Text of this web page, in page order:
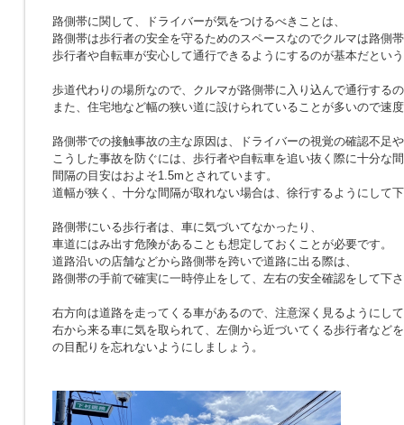
路側帯に関して、ドライバーが気をつけるべきことは、
路側帯は歩行者の安全を守るためのスペースなのでクルマは路側
歩行者や自転車が安心して通行できるようにするのが基本だとい
歩道代わりの場所なので、クルマが路側帯に入り込んで通行する
また、住宅地など幅の狭い道に設けられていることが多いので速
路側帯での接触事故の主な原因は、ドライバーの視覚の確認不足
こうした事故を防ぐには、歩行者や自転車を追い抜く際に十分な
間隔の目安はおよそ1.5mとされています。
道幅が狭く、十分な間隔が取れない場合は、徐行するようにして
路側帯にいる歩行者は、車に気づいてなかったり、
車道にはみ出す危険があることも想定しておくことが必要です。
道路沿いの店舗などから路側帯を跨いで道路に出る際は、
路側帯の手前で確実に一時停止をして、左右の安全確認をして下
右方向は道路を走ってくる車があるので、注意深く見るようにし
右から来る車に気を取られて、左側から近づいてくる歩行者など
の目配りを忘れないようにしましょう。